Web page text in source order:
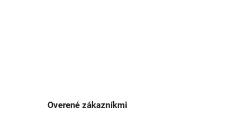
Overené zákazníkmi